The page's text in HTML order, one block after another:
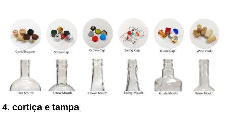
4. cortiça e tampa